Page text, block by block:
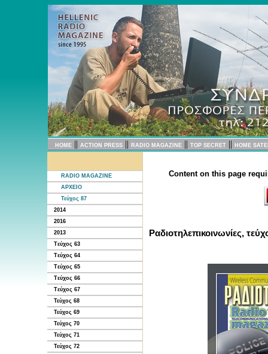
HOME || ACTION PRESS || RADIO MAGAZINE || TOP SECRET || HOME
RADIO MAGAZINE
ΑΡΧΕΙΟ
Τεύχος 87
2014
2016
2013
Tεύχος 63
Tεύχος 64
Tεύχος 65
Tεύχος 66
Tεύχος 67
Τεύχος 68
Τεύχος 69
Τεύχος 70
Τεύχος 71
Τεύχος 72
Content on this page
Ραδιοτηλεπικοινωνίες,